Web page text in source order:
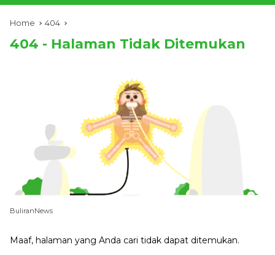
Home 404
404 - Halaman Tidak Ditemukan
BuliranNews
Maaf, halaman yang Anda cari tidak dapat ditemukan.